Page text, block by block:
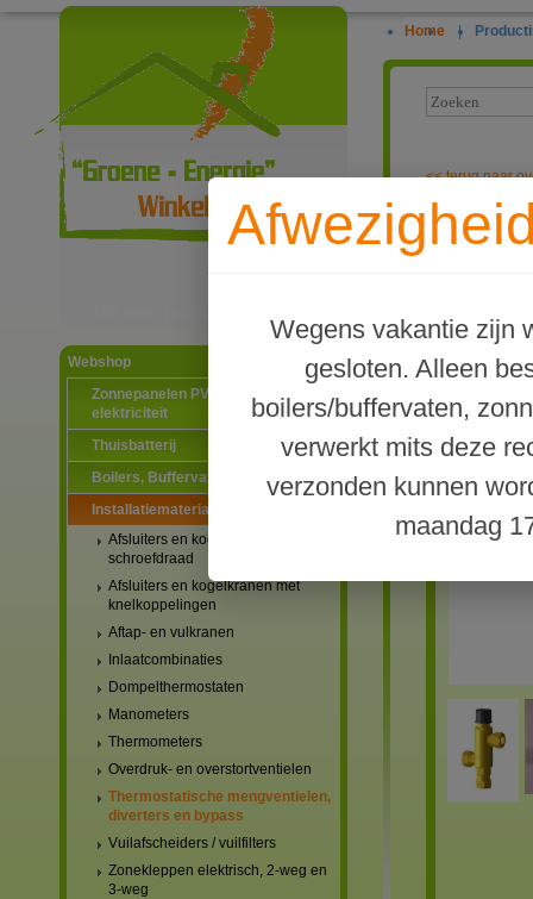
Webshop
Zonnepanelen PV-systemen
elektriciteit
Thuisbatterij
Boilers, Buffervaten en toebehoren
Installatiematerialen
Afsluiters en kogelkranen met
schroefdraad
Afsluiters en kogelkranen met
knelkoppelingen
Aftap- en vulkranen
Inlaatcombinaties
Dompelthermostaten
Manometers
Thermometers
Overdruk- en overstortventielen
Thermostatische mengventielen,
diverters en bypass
Vuilafscheiders / vuilfilters
Zonekleppen elektrisch, 2-weg en
3-weg
Home |
Wegens vakantie zijn
gesloten. Alleen
boilers/buffervaten,
verwerkt mits deze
verzonden kunnen
maandag
<<terug naar
Duco